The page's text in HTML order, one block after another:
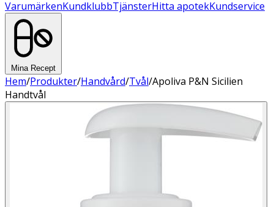
VarumärkenKundklubbTjänsterHitta apotekKundservice
Mina Recept
Hem/Produkter/Handvård/Tvål/Apoliva P&N Sicilien
Handtvål